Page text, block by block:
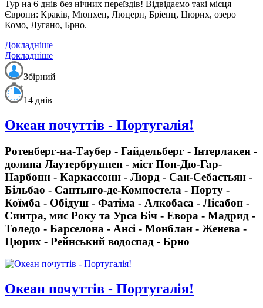
Тур на 6 днів без нічних переїздів! Відвідаємо такі місця
Європи: Краків, Мюнхен, Люцерн, Бріенц, Цюрих, озеро
Комо, Лугано, Брно.
Докладніше
Докладніше
Збірний
14 днів
Океан почуттів - Португалія!
Ротенберг-на-Таубер - Гайдельберг - Інтерлакен -
долина Лаутербруннен - міст Пон-Дю-Гар-
Нарбонн - Каркассонн - Люрд - Сан-Себастьян -
Більбао - Сантьяго-де-Компостела - Порту -
Коїмба - Обідуш - Фатіма - Алкобаса - Лісабон -
Синтра, мис Року та Урса Біч - Евора - Мадрид -
Толедо - Барселона - Ансі - Монблан - Женева -
Цюрих - Рейнський водоспад - Брно
Океан почуттів - Португалія!